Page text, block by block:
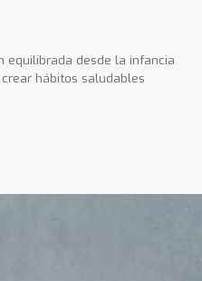
equilibrada desde la infancia
hábitos saludables